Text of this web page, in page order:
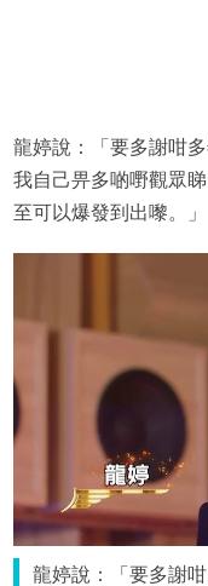
龍婷說：「要多謝咁
我自己畀多啲嘢觀眾
至可以爆發到出嚟。」
龍婷說：「要多謝